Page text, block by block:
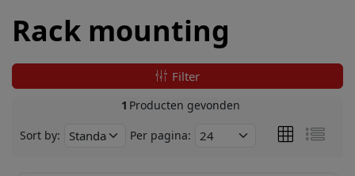
Rack mounting
Filter
1 Producten gevonden
Sort by: Per pagina: